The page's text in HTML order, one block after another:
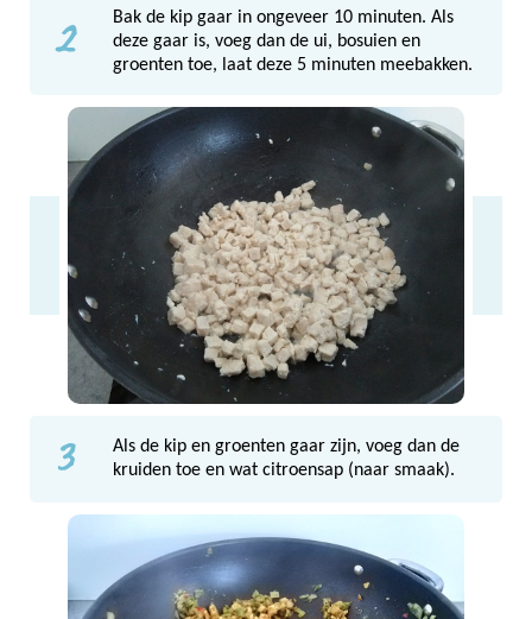
2
Bak de kip gaar in ongeveer 10 minuten. Als
deze gaar is, voeg dan de ui, bosuien en
groenten toe, laat deze 5 minuten meebakken.
3
Als de kip en groenten gaar zijn, voeg dan de
kruiden toe en wat citroensap (naar smaak).